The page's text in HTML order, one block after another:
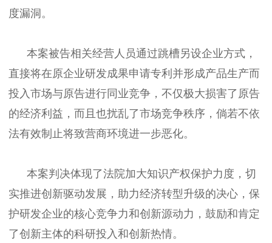
度漏洞。
本案被告相关经营人员通过跳槽另设企业方式，
直接将在原企业研发成果申请专利并形成产品生产而
投入市场与原告进行同业竞争，不仅极大损害了原告
的经济利益，而且也扰乱了市场竞争秩序，倘若不依
法有效制止将致营商环境进一步恶化。
本案判决体现了法院加大知识产权保护力度，切
实推进创新驱动发展，助力经济转型升级的决心，保
护研发企业的核心竞争力和创新源动力，鼓励和肯定
了创新主体的科研投入和创新热情。